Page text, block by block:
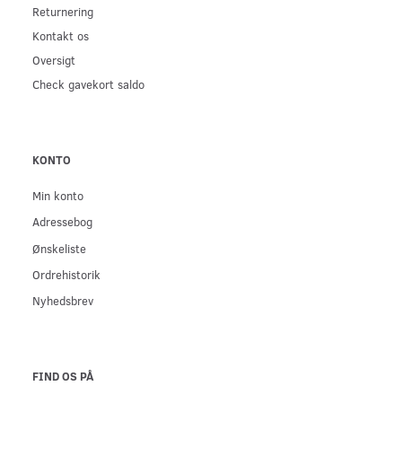
Returnering
Kontakt os
Oversigt
Check gavekort saldo
KONTO
Min konto
Adressebog
Ønskeliste
Ordrehistorik
Nyhedsbrev
FIND OS PÅ